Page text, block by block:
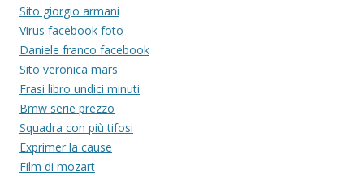
Sito giorgio armani
Virus facebook foto
Daniele franco facebook
Sito veronica mars
Frasi libro undici minuti
Bmw serie prezzo
Squadra con più tifosi
Exprimer la cause
Film di mozart